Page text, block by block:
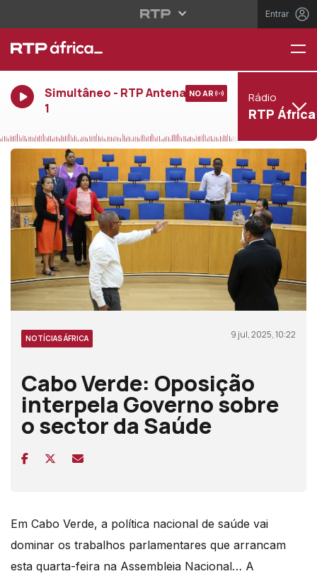
Entrar
Simultâneo - RTP Antena
1
NO AR Rádio
RTP África
NOTÍCIAS ÁFRICA 9 jul, 2025, 10:22
Cabo Verde: Oposição
interpela Governo sobre
o sector da Saúde
Em Cabo Verde, a política nacional de saúde vai
dominar os trabalhos parlamentares que arrancam
esta quarta-feira na Assembleia Nacional… A